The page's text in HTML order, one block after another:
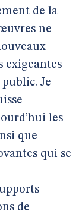
de la
ne
exigeantes
Je
les
que
qui se
de